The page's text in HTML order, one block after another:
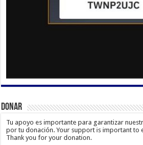
Donar
Tu apoyo es importante para garantizar
por tu donación. Your support is important to
Thank you for your donation.